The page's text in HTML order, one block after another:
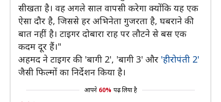
सीखता है। वह अगले साल वापसी करेगा क्योंकि यह एक
ऐसा दौर है, जिससे हर अभिनेता गुजरता है, घबराने की
बात नहीं है। टाइगर दोबारा राह पर लौटने से बस एक
कदम दूर हैं।"
अहमद ने टाइगर की 'बागी 2', 'बागी 3' और 'हीरोपंती 2'
जैसी फिल्मों का निर्देशन किया है।
आपने 60% पढ़ लिया है